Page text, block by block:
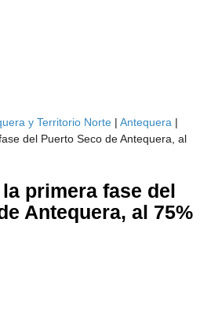
y Territorio Norte |Antequera |
del Puerto Seco de Antequera, al
primera fase del
Antequera, al 75%